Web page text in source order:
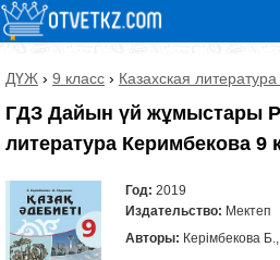
ДҮЖ › 9 класс › Казахская
ГДЗ Дайын үй жұмыстары
литература Керимбекова 9
Год: 2019
Издательство: Мектеп
Авторы: Керімбекова